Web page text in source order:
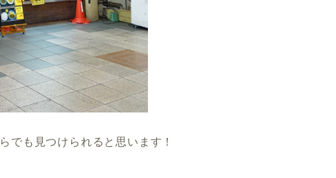
でも見つけられると思います！